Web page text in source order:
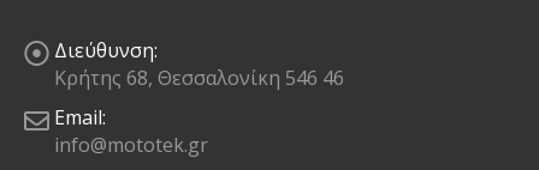
Διεύθυνση:
Κρήτης 68, Θεσσαλονίκη 546 46
Email:
info@mototek.gr